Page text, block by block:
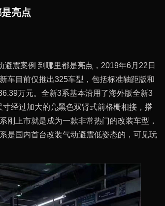
亮点
避震案例 到哪里都是亮点，2019年6月22日
车目前仅推出325车型，包括标准轴距版和
万元。全新3系基本沿用了海外版全新3
经过加大的亮黑色双肾式前格栅相接，搭
刚上市就是成为一款非常热门的改装车型，
是国内首台改装气动避震低姿态的，可见玩